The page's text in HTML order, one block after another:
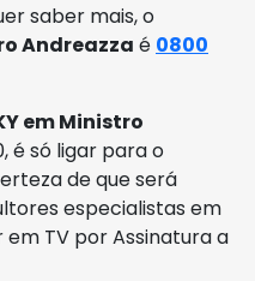
saber mais, o
Andreazza é 0800
em Ministro
é só ligar para o
de que será
especialistas em
TV por Assinatura a